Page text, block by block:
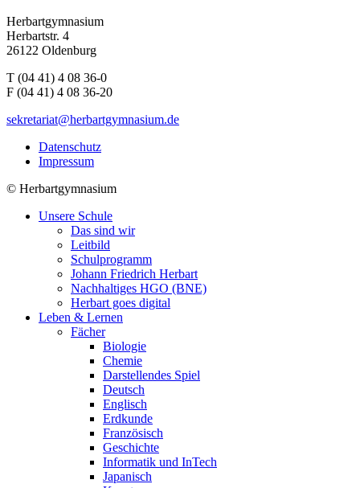
Herbartgymnasium
Herbartstr. 4
26122 Oldenburg
T (04 41) 4 08 36-0
F (04 41) 4 08 36-20
sekretariat@herbartgymnasium.de
Datenschutz
Impressum
© Herbartgymnasium
Unsere Schule
Das sind wir
Leitbild
Schulprogramm
Johann Friedrich Herbart
Nachhaltiges HGO (BNE)
Herbart goes digital
Leben & Lernen
Fächer
Biologie
Chemie
Darstellendes Spiel
Deutsch
Englisch
Erdkunde
Französisch
Geschichte
Informatik und InTech
Japanisch